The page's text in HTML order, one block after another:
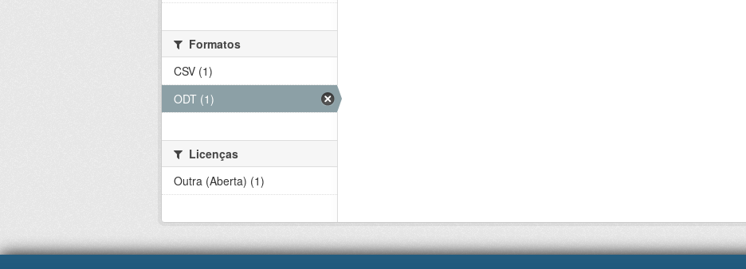
Formatos
CSV (1)
ODT (1)
Licenças
Outra (Aberta) (1)